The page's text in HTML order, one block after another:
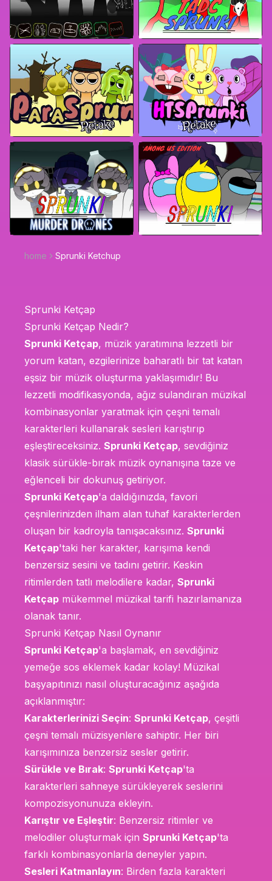
home Sprunki Ketchup
Sprunki Ketçap
Sprunki Ketçap Nedir?
Sprunki Ketçap, müzik yaratımına lezzetli bir
yorum katan, ezgilerinize baharatlı bir tat katan
eşsiz bir müzik oluşturma yaklaşımıdır! Bu
lezzetli modifikasyonda, ağız sulandıran müzikal
kombinasyonlar yaratmak için çeşni temalı
karakterleri kullanarak sesleri karıştırıp
eşleştireceksiniz. Sprunki Ketçap, sevdiğiniz
klasik sürükle-bırak müzik oynanışına taze ve
eğlenceli bir dokunuş getiriyor.
Sprunki Ketçap'a daldığınızda, favori
çeşnilerinizden ilham alan tuhaf karakterlerden
oluşan bir kadroyla tanışacaksınız. Sprunki
Ketçap'taki her karakter, karışıma kendi
benzersiz sesini ve tadını getirir. Keskin
ritimlerden tatlı melodilere kadar, Sprunki
Ketçap mükemmel müzikal tarifi hazırlamanıza
olanak tanır.
Sprunki Ketçap Nasıl Oynanır
Sprunki Ketçap'a başlamak, en sevdiğiniz
yemeğe sos eklemek kadar kolay! Müzikal
başyapıtınızı nasıl oluşturacağınız aşağıda
açıklanmıştır:
Karakterlerinizi Seçin: Sprunki Ketçap, çeşitli
çeşni temalı müzisyenlere sahiptir. Her biri
karışımınıza benzersiz sesler getirir.
Sürükle ve Bırak: Sprunki Ketçap'ta
karakterleri sahneye sürükleyerek seslerini
kompozisyonunuza ekleyin.
Karıştır ve Eşleştir: Benzersiz ritimler ve
melodiler oluşturmak için Sprunki Ketçap'ta
farklı kombinasyonlarla deneyler yapın.
Sesleri Katmanlayın: Birden fazla karakteri